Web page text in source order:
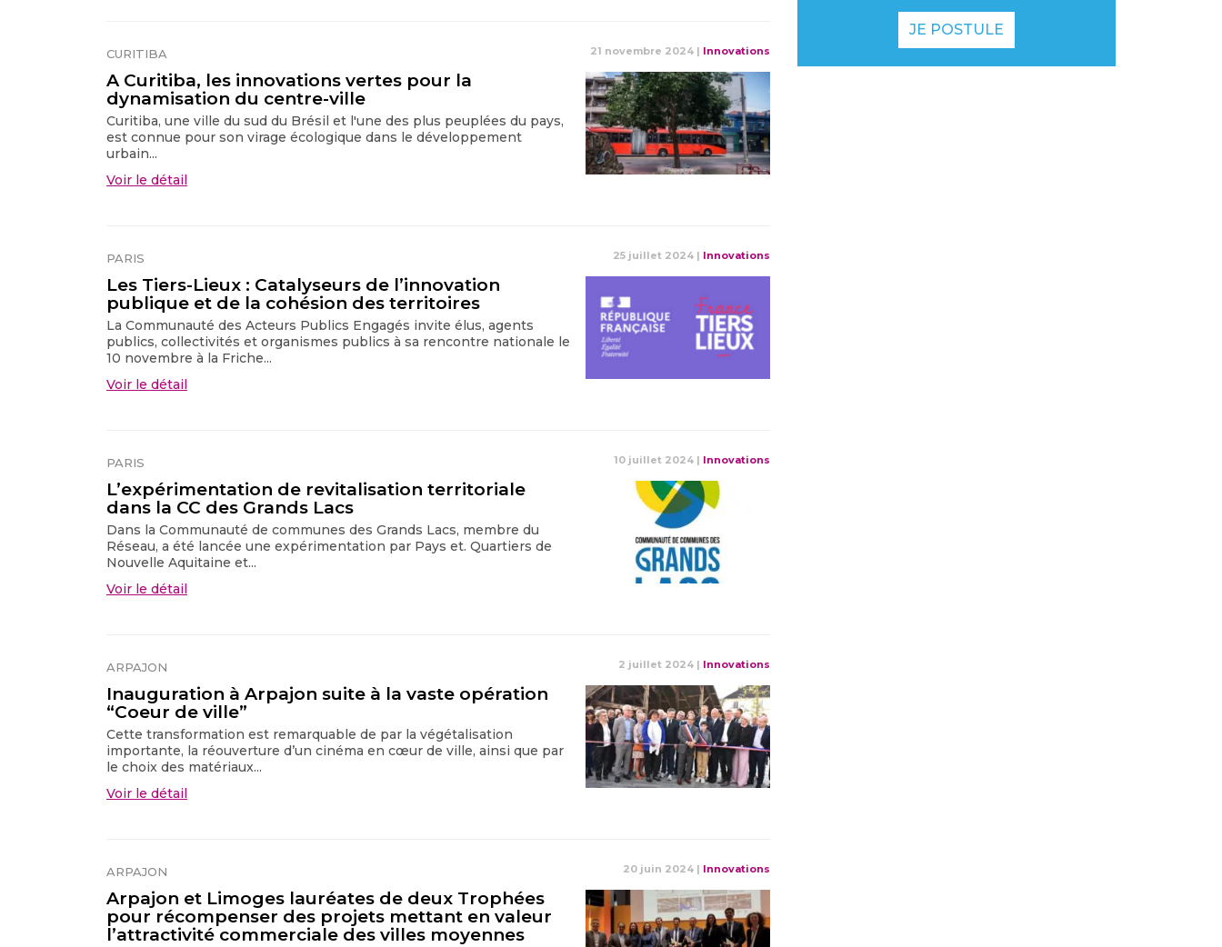
CURITIBA 21 novembre 2024| Innovations
A Curitiba, les innovations vertes pour la
dynamisation du centre-ville
Curitiba, une ville du sud du Brésil et l'une des plus peuplées du pays,
est connue pour son virage écologique dans le développement
urbain...
Voir le détail
PARIS 25 juillet 2024| Innovations
Les Tiers-Lieux : Catalyseurs de l’innovation
publique et de la cohésion des territoires
La Communauté des Acteurs Publics Engagés invite élus, agents
publics, collectivités et organismes publics à sa rencontre nationale le
10 novembre à la Friche...
Voir le détail
PARIS 10 juillet 2024| Innovations
L’expérimentation de revitalisation territoriale
dans la CC des Grands Lacs
Dans la Communauté de communes des Grands Lacs, membre du
Réseau, a été lancée une expérimentation par Pays et. Quartiers de
Nouvelle Aquitaine et...
Voir le détail
ARPAJON 2 juillet 2024| Innovations
Inauguration à Arpajon suite à la vaste opération
“Coeur de ville”
Cette transformation est remarquable de par la végétalisation
importante, la réouverture d’un cinéma en cœur de ville, ainsi que par
le choix des matériaux...
Voir le détail
ARPAJON 20 juin 2024| Innovations
Arpajon et Limoges lauréates de deux Trophées
pour récompenser des projets mettant en valeur
l’attractivité commerciale des villes moyennes
JE POSTULE